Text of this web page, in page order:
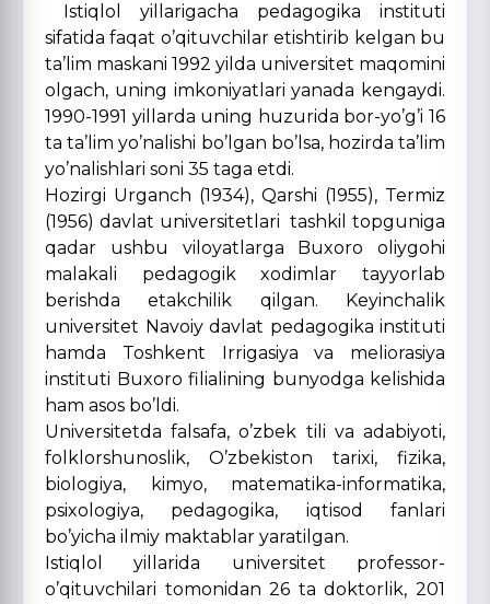
Istiqlol yillarigacha pedagogika instituti
sifatida faqat o’qituvchilar etishtirib kelgan bu
ta’lim maskani 1992 yilda universitet maqomini
olgach, uning imkoniyatlari yanada kengaydi.
1990-1991 yillarda uning huzurida bor-yo’g’i 16
ta ta’lim yo’nalishi bo’lgan bo’lsa, hozirda ta’lim
yo’nalishlari soni 35 taga etdi.
Hozirgi Urganch (1934), Qarshi (1955), Termiz
(1956) davlat universitetlari tashkil topguniga
qadar ushbu viloyatlarga Buxoro oliygohi
malakali pedagogik xodimlar tayyorlab
berishda etakchilik qilgan. Keyinchalik
universitet Navoiy davlat pedagogika instituti
hamda Toshkent Irrigasiya va meliorasiya
instituti Buxoro filialining bunyodga kelishida
ham asos bo’ldi.
Universitetda falsafa, o’zbek tili va adabiyoti,
folklorshunoslik, O’zbekiston tarixi, fizika,
biologiya, kimyo, matematika-informatika,
psixologiya, pedagogika, iqtisod fanlari
bo’yicha ilmiy maktablar yaratilgan.
Istiqlol yillarida universitet professor-
o’qituvchilari tomonidan 26 ta doktorlik, 201